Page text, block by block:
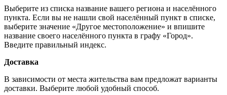
Выберите из списка название вашего региона и населённого
пункта. Если вы не нашли свой населённый пункт в списке,
выберите значение «Другое местоположение» и впишите
название своего населённого пункта в графу «Город».
Введите правильный индекс.
Доставка
В зависимости от места жительства вам предложат варианты
доставки. Выберите любой удобный способ.